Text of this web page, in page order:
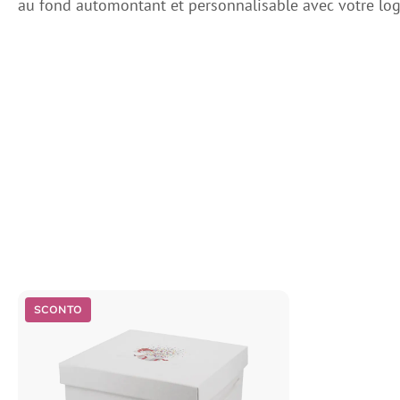
au fond automontant et personnalisable avec votre
SCONTO